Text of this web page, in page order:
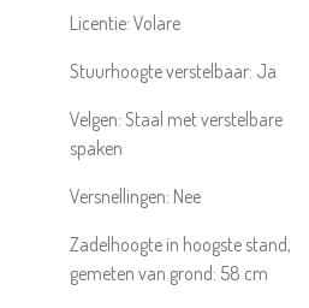
Licentie: Volare
Stuurhoogte verstelbaar: Ja
Velgen: Staal met verstelbare
spaken
Versnellingen: Nee
Zadelhoogte in hoogste stand,
gemeten van grond: 58 cm